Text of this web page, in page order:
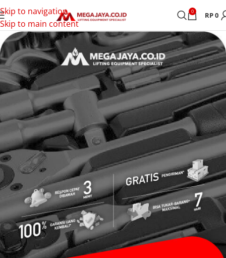
Skip to navigation
Skip to main content
0 RP0